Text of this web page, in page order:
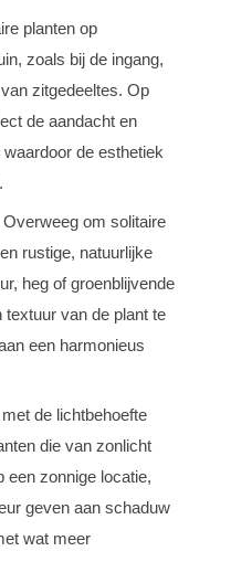
planten op
zoals bij de ingang,
zitgedeeltes. Op
de aandacht en
de esthetiek
Overweeg om solitaire
rustige, natuurlijke
heg of groenblijvende
van de plant te
een harmonieus
de lichtbehoefte
die van zonlicht
een zonnige locatie,
geven aan schaduw
wat meer